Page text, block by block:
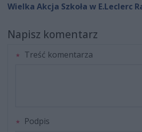
Wielka Akcja Szkoła w E.Leclerc
Napisz komentarz
Treść komentarza
Podpis